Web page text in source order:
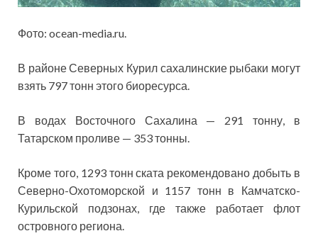
Фото: ocean-media.ru.
В районе Северных Курил сахалинские рыбаки могут
взять 797 тонн этого биоресурса.
В водах Восточного Сахалина — 291 тонну, в
Татарском проливе — 353 тонны.
Кроме того, 1293 тонн ската рекомендовано добыть в
Северно-Охотоморской и 1157 тонн в Камчатско-
Курильской подзонах, где также работает флот
островного региона.